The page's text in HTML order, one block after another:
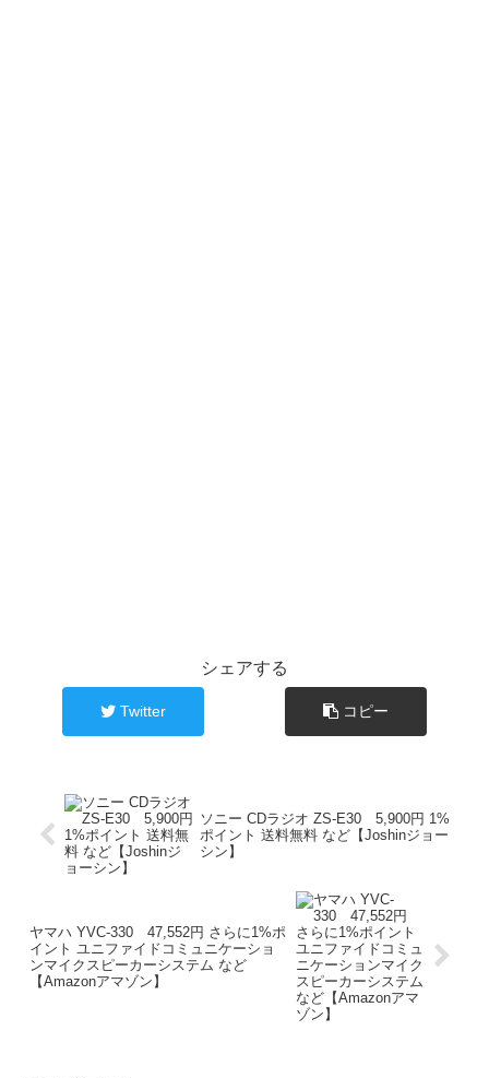
シェアする
Twitter コピー
ソニー CDラジオ ZS-E30 5,900円 1%
ポイント 送料無料 など【Joshinジョー
シン】
ヤマハ YVC-330 47,552円 さらに1%ポ
イント ユニファイドコミュニケーショ
ンマイクスピーカーシステム など
【Amazonアマゾン】